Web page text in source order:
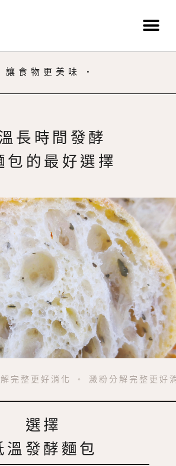
讓食物更美味 •
長時間發酵
包的最好選擇
完整更好消化 ◦ 澱粉分解完整更好
選擇
溫發酵麵包